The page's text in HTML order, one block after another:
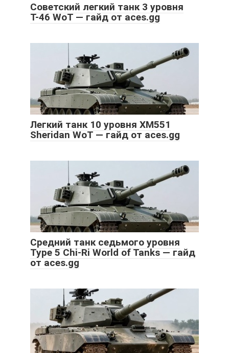
Советский легкий танк 3 уровня
Т-46 WoT — гайд от aces.gg
Легкий танк 10 уровня XM551
Sheridan WoT — гайд от aces.gg
Средний танк седьмого уровня
Type 5 Chi-Ri World of Tanks — гайд
от aces.gg